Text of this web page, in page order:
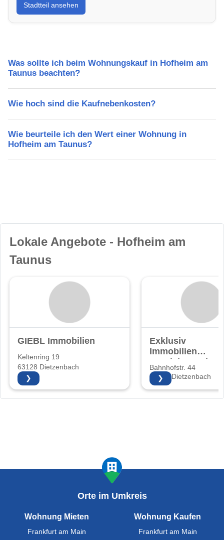
Taunus: Lebensqualität, Verkehrsanbindung,
Schulen, Freizeitmöglichkeiten und Mietpreise.
Stadtteil ansehen
Was sollte ich beim Wohnungskauf in Hofheim am
Taunus beachten?
Wie hoch sind die Kaufnebenkosten?
Wie beurteile ich den Wert einer Wohnung in
Hofheim am Taunus?
Lokale Angebote - Hofheim am
Taunus
GIEBL Immobilien
Keltenring 19
63128 Dietzenbach
❯
Exklusiv
Immobilien
Vertriebs GmbH
Bahnhofstr. 44
63128 Dietzenbach
❯
Orte im Umkreis
Wohnung Mieten
Frankfurt am Main
Wohnung Kaufen
Frankfurt am Main